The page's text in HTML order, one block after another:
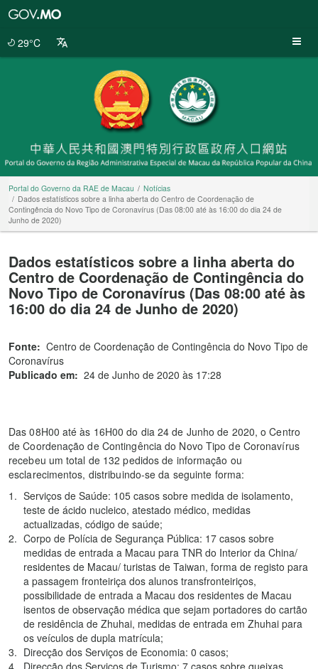
29°C
Portal do Governo da RAE de Macau
Notícias
Dados estatísticos sobre a linha aberta do Centro de Coordenação de
Contingência do Novo Tipo de Coronavírus (Das 08:00 até às 16:00 do dia 24 de
Junho de 2020)
Dados estatísticos sobre a linha aberta do
Centro de Coordenação de Contingência do
Novo Tipo de Coronavírus (Das 08:00 até às
16:00 do dia 24 de Junho de 2020)
Fonte: Centro de Coordenação de Contingência do Novo Tipo de
Coronavírus
Publicado em: 24 de Junho de 2020 às 17:28
Das 08H00 até às 16H00 do dia 24 de Junho de 2020, o Centro
de Coordenação de Contingência do Novo Tipo de Coronavírus
recebeu um total de 132 pedidos de informação ou
esclarecimentos, distribuindo-se da seguinte forma:
Serviços de Saúde: 105 casos sobre medida de isolamento,
teste de ácido nucleico, atestado médico, medidas
actualizadas, código de saúde;
Corpo de Polícia de Segurança Pública: 17 casos sobre
medidas de entrada a Macau para TNR do Interior da China/
residentes de Macau/ turistas de Taiwan, forma de registo para
a passagem fronteiriça dos alunos transfronteiriços,
possibilidade de entrada a Macau dos residentes de Macau
isentos de observação médica que sejam portadores do cartão
de residência de Zhuhai, medidas de entrada em Zhuhai para
os veículos de dupla matrícula;
Direcção dos Serviços de Economia: 0 casos;
Direcção dos Serviços de Turismo: 7 casos sobre queixas